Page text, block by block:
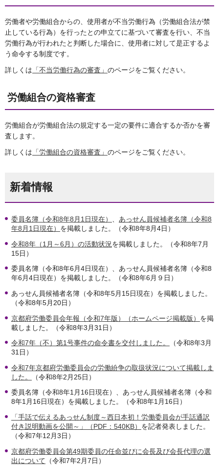
労働者や労働組合からの、使用者が不当労働行為（労働組合法が禁
止している行為）を行ったとの申立てに基づいて審査を行い、不当
労働行為が行われたと判断した場合に、使用者に対して是正するよ
う命令する制度です。
詳しくは 「不当労働行為の審査」 のページをご覧ください。
労働組合の資格審査
労働組合が労働組合法の規定する一定の要件に適合するか否かを審
査します。
詳しくは 「労働組合の資格審査」 のページをご覧ください。
新着情報
委員名簿（令和8年8月1日現在） 、 あっせん員候補者名簿（令和8
年8月1日現在） を掲載しました。（令和8年8月4日）
令和8年（1月～6月）の活動状況を掲載しました。（令和8年7月
15日）
委員名簿（令和8年6月4日現在）、あっせん員候補者名簿（令和8
年6月4日現在）を掲載しました。（令和8年6月９日）
あっせん員候補者名簿（令和8年5月15日現在）を掲載しました。
（令和8年5月20日）
京都府労働委員会年報（令和7年版）（ホームページ掲載版） を掲
載しました。（令和8年3月31日）
令和7年（不）第1号事件の命令書を交付しました。
（令和8年3月
31日）
令和7年京都府労働委員会の労働紛争の取扱状況について掲載しま
した。
（令和8年2月25日）
委員名簿（令和8年1月16日現在）、あっせん員候補者名簿（令和
8年1月16日現在）を掲載しました。（令和8年1月16日）
「手話で伝えるあっせん制度～西日本初！労働委員会が手話通訳
付き説明動画を公開～」（PDF：540KB） を記者発表しました。
（令和7年12月3日）
京都府労働委員会第49期委員の任命並びに会長及び会長代理の選
出について （令和7年2月7日）